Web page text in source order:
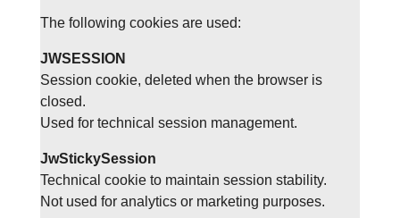
The following cookies are used:
JWSESSION
Session cookie, deleted when the browser is
closed.
Used for technical session management.
JwStickySession
Technical cookie to maintain session stability.
Not used for analytics or marketing purposes.